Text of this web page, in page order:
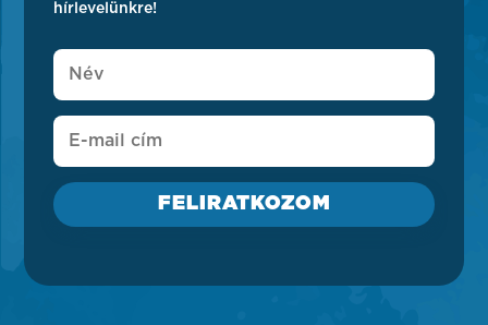
hírlevelünkre!
FELIRATKOZOM